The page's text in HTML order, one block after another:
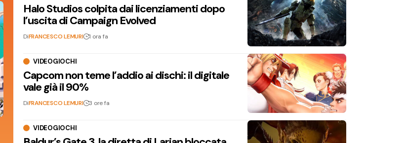
Halo Studios colpita dai licenziamenti dopo
l’uscita di Campaign Evolved
DiFRANCESCO LEMURI 1 ora fa
VIDEOGIOCHI
Capcom non teme l’addio ai dischi: il digitale
vale già il 90%
DiFRANCESCO LEMURI 3 ore fa
VIDEOGIOCHI